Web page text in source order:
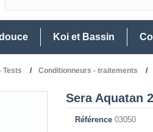
Koi et Bassin
Tests Conditionneurs - traitements
Sera Aquatan
Référence 03050